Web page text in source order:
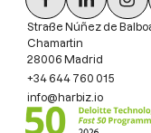
Straße Núñez de
Chamartin
28006 Madrid
+34 644 760 015
info@harbiz.io